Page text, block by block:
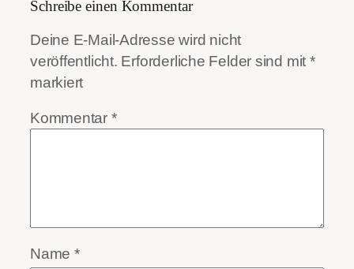
Schreibe einen Kommentar
Deine E-Mail-Adresse wird nicht
veröffentlicht. Erforderliche Felder sind mit *
markiert
Kommentar *
Name *